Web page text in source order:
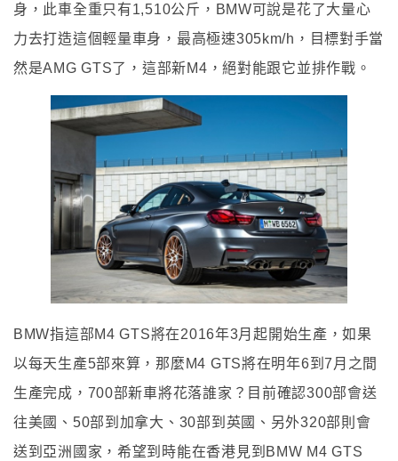
身，此車全重只有1,510公斤，BMW可說是花了大量心
力去打造這個輕量車身，最高極速305km/h，目標對手當
然是AMG GTS了，這部新M4，絕對能跟它並排作戰。
BMW指這部M4 GTS將在2016年3月起開始生產，如果
以每天生產5部來算，那麼M4 GTS將在明年6到7月之間
生產完成，700部新車將花落誰家？目前確認300部會送
往美國、50部到加拿大、30部到英國、另外320部則會
送到亞洲國家，希望到時能在香港見到BMW M4 GTS